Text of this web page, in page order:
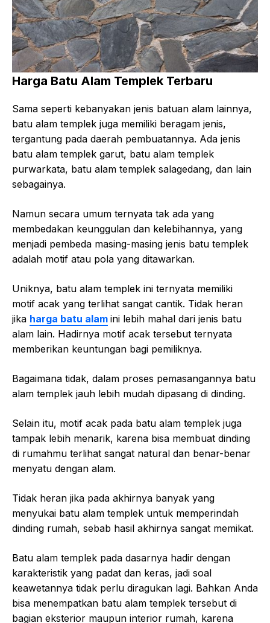
Harga Batu Alam Templek Terbaru
Sama seperti kebanyakan jenis batuan alam lainnya,
batu alam templek juga memiliki beragam jenis,
tergantung pada daerah pembuatannya. Ada jenis
batu alam templek garut, batu alam templek
purwarkata, batu alam templek salagedang, dan lain
sebagainya.
Namun secara umum ternyata tak ada yang
membedakan keunggulan dan kelebihannya, yang
menjadi pembeda masing-masing jenis batu templek
adalah motif atau pola yang ditawarkan.
Uniknya, batu alam templek ini ternyata memiliki
motif acak yang terlihat sangat cantik. Tidak heran
jika harga batu alam ini lebih mahal dari jenis batu
alam lain. Hadirnya motif acak tersebut ternyata
memberikan keuntungan bagi pemiliknya.
Bagaimana tidak, dalam proses pemasangannya batu
alam templek jauh lebih mudah dipasang di dinding.
Selain itu, motif acak pada batu alam templek juga
tampak lebih menarik, karena bisa membuat dinding
di rumahmu terlihat sangat natural dan benar-benar
menyatu dengan alam.
Tidak heran jika pada akhirnya banyak yang
menyukai batu alam templek untuk memperindah
dinding rumah, sebab hasil akhirnya sangat memikat.
Batu alam templek pada dasarnya hadir dengan
karakteristik yang padat dan keras, jadi soal
keawetannya tidak perlu diragukan lagi. Bahkan Anda
bisa menempatkan batu alam templek tersebut di
bagian eksterior maupun interior rumah, karena